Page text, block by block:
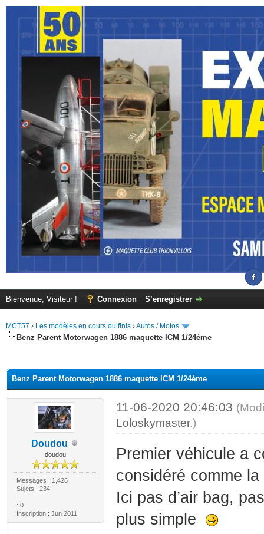
Bienvenue, Visiteur ! Connexion S’enregistrer
MCT57 › Les modèles en cours ou finis ›Autos / Motos
Benz Parent Motorwagen 1886 maquette ICM 1/24éme
Benz Parent Motorwagen 1886 maquette ICM 1/24éme
Doudou
doudou
Messages : 1,426
Sujets : 234
:
: 0
Inscription : Jun 2011
11-06-2020 20:46:03
Loloskymaster.)
Premier véhicule a
considéré comme
Ici pas d’air bag,
plus simple